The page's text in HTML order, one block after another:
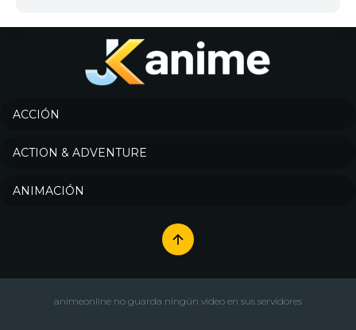
Historico
Josei
Música
Romance
ACCIÓN
ACTION & ADVENTURE
ANIMACIÓN
animeonline no guarda ningún video en sus servidores